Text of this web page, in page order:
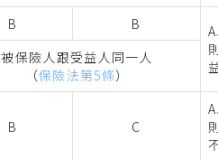
B B
被保險⼈跟受益⼈同⼀⼈
（保險法第5條）
B C